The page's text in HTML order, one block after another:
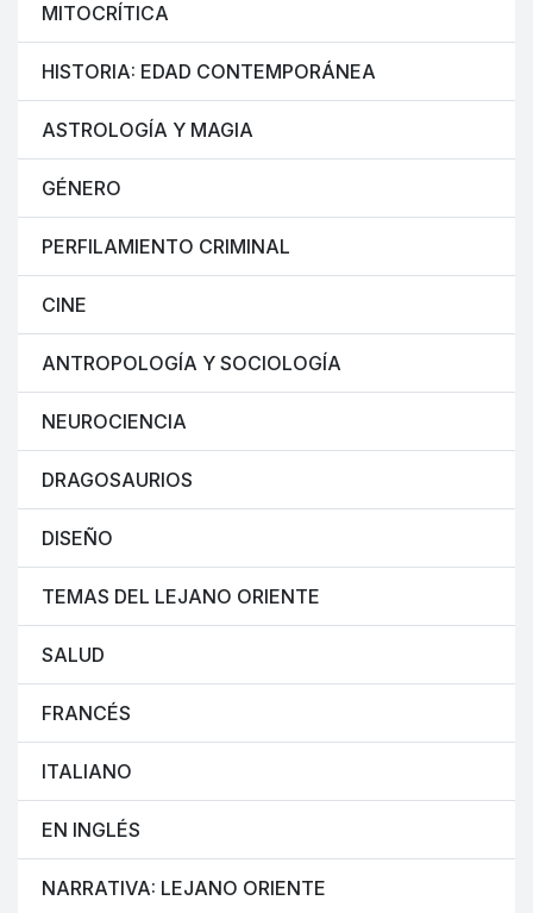
MITOCRÍTICA
HISTORIA: EDAD CONTEMPORÁNEA
ASTROLOGÍA Y MAGIA
GÉNERO
PERFILAMIENTO CRIMINAL
CINE
ANTROPOLOGÍA Y SOCIOLOGÍA
NEUROCIENCIA
DRAGOSAURIOS
DISEÑO
TEMAS DEL LEJANO ORIENTE
SALUD
FRANCÉS
ITALIANO
EN INGLÉS
NARRATIVA: LEJANO ORIENTE